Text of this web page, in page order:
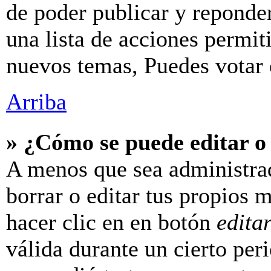
de poder publicar y
una lista de acciones
nuevos temas, Puedes
Arriba
» ¿Cómo se puede editar
A menos que sea
borrar o editar tus propios
hacer clic en en botón
válida durante un cierto